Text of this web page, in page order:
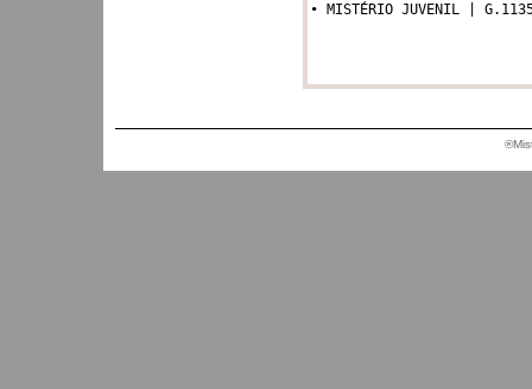
• MISTÉRIO JUVENIL |